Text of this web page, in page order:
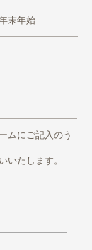
末年始
ムにご記入のう
いたします。